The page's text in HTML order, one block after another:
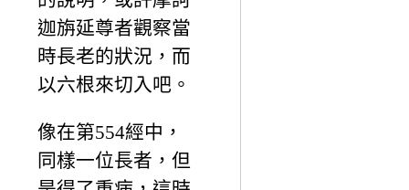
迦旃延尊者觀察當
時長老的狀況，而
以六根來切入吧。
像在第554經中，
同樣一位長者，但